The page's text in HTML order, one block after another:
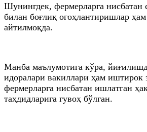
Шунингдек, фермерларга нисбатан
билан боғлиқ огоҳлантиришлар ҳам
айтилмоқда.
Манба маълумотига кўра,
идоралари вакиллари ҳам иштирок
фермерларга нисбатан ишлатган
таҳдидларига гувоҳ бўлган.